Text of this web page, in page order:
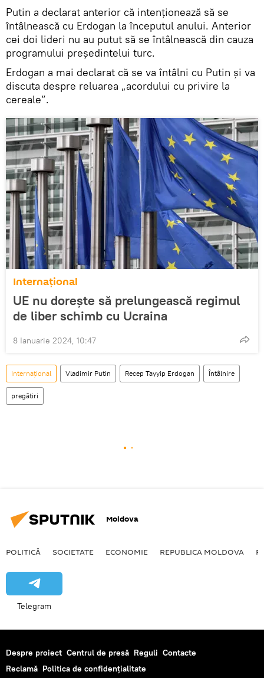
Putin a declarat anterior că intenționează să se
întâlnească cu Erdogan la începutul anului. Anterior
cei doi lideri nu au putut să se întâlnească din cauza
programului președintelui turc.
Erdogan a mai declarat că se va întâlni cu Putin și va
discuta despre reluarea „acordului cu privire la
cereale”.
Internațional
UE nu dorește să prelungească regimul
de liber schimb cu Ucraina
8 Ianuarie 2024, 10:47
Internațional Vladimir Putin Recep Tayyip Erdogan Întâlnire
pregătiri
Moldova
POLITICĂ SOCIETATE ECONOMIE REPUBLICA MOLDOVA
Telegram
Despre proiect Centrul de presă Reguli Contacte
Reclamă Politica de confidențialitate